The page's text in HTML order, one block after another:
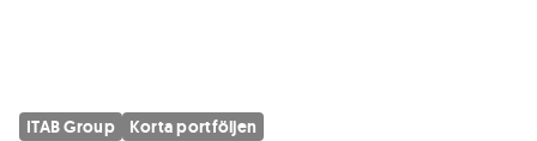
ITAB Group Korta portföljen